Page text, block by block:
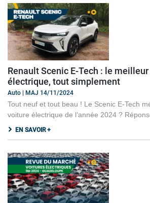
Renault Scenic E-Tech : le
électrique, tout simplement
Auto | MAJ 14/11/2024
Tout neuf et tout beau ! Le Scenic E-Tech
voiture électrique de l’année 2024 ?
EN SAVOIR +